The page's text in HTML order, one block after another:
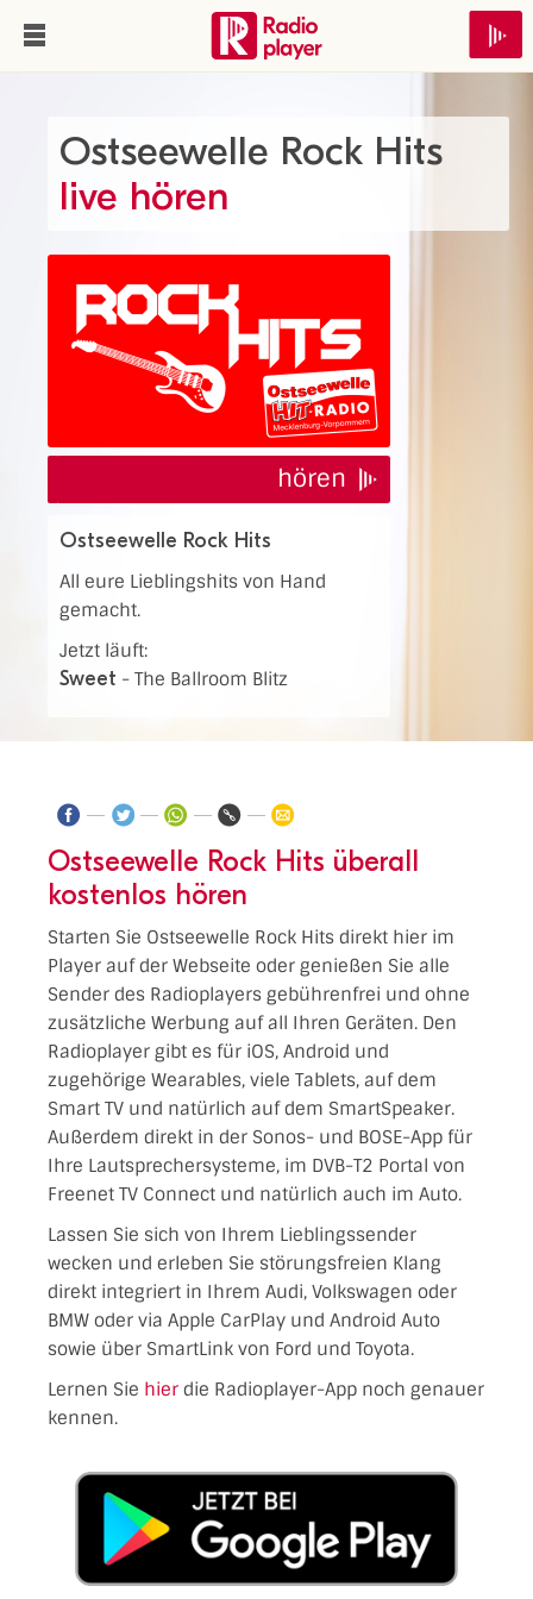
Ostseewelle Rock Hits
live hören
hören
Ostseewelle Rock Hits
All eure Lieblingshits von Hand
gemacht.
Jetzt läuft:
Sweet - The Ballroom Blitz
Ostseewelle Rock Hits überall
kostenlos hören
Starten Sie Ostseewelle Rock Hits direkt hier im
Player auf der Webseite oder genießen Sie alle
Sender des Radioplayers gebührenfrei und ohne
zusätzliche Werbung auf all Ihren Geräten. Den
Radioplayer gibt es für iOS, Android und
zugehörige Wearables, viele Tablets, auf dem
Smart TV und natürlich auf dem SmartSpeaker.
Außerdem direkt in der Sonos- und BOSE-App für
Ihre Lautsprechersysteme, im DVB-T2 Portal von
Freenet TV Connect und natürlich auch im Auto.
Lassen Sie sich von Ihrem Lieblingssender
wecken und erleben Sie störungsfreien Klang
direkt integriert in Ihrem Audi, Volkswagen oder
BMW oder via Apple CarPlay und Android Auto
sowie über SmartLink von Ford und Toyota.
Lernen Sie hier die Radioplayer-App noch genauer
kennen.